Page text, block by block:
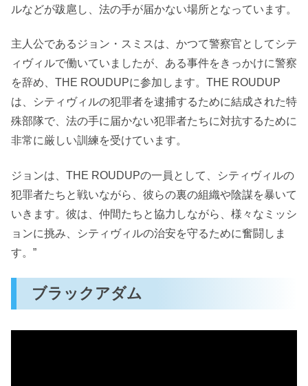
ルなどが跋扈し、法の手が届かない場所となっています。
主人公であるジョン・スミスは、かつて警察官としてシテ
ィヴィルで働いていましたが、ある事件をきっかけに警察
を辞め、THE ROUDUPに参加します。THE ROUDUP
は、シティヴィルの犯罪者を逮捕するために結成された特
殊部隊で、法の手に届かない犯罪者たちに対抗するために
非常に厳しい訓練を受けています。
ジョンは、THE ROUDUPの一員として、シティヴィルの
犯罪者たちと戦いながら、彼らの裏の組織や陰謀を暴いて
いきます。彼は、仲間たちと協力しながら、様々なミッシ
ョンに挑み、シティヴィルの治安を守るために奮闘しま
す。”
ブラックアダム